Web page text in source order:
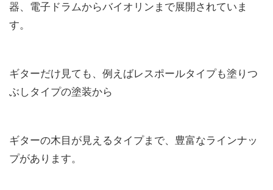
器、電子ドラムからバイオリンまで展開されていま
す。
ギターだけ見ても、例えばレスポールタイプも塗りつ
ぶしタイプの塗装から
ギターの木目が見えるタイプまで、豊富なラインナッ
プがあります。